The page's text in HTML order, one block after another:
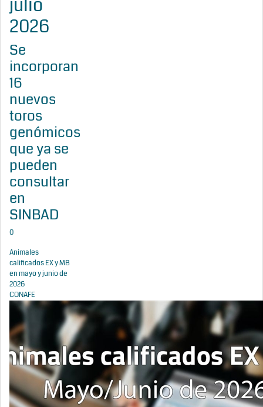
julio
2026
Se
incorporan
16
nuevos
toros
genómicos
que ya se
pueden
consultar
en
SINBAD
0
Animales
calificados EX y MB
en mayo y junio de
2026
CONAFE